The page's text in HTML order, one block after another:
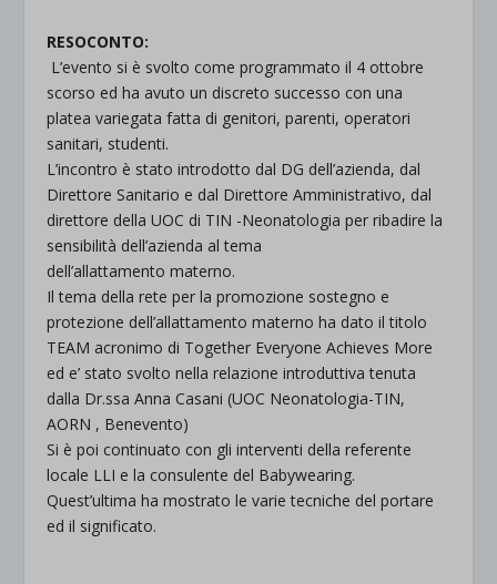
RESOCONTO:
L’evento si è svolto come programmato il 4 ottobre
scorso ed ha avuto un discreto successo con una
platea variegata fatta di genitori, parenti, operatori
sanitari, studenti.
L’incontro è stato introdotto dal DG dell’azienda, dal
Direttore Sanitario e dal Direttore Amministrativo, dal
direttore della UOC di TIN -Neonatologia per ribadire la
sensibilità dell’azienda al tema
dell’allattamento materno.
Il tema della rete per la promozione sostegno e
protezione dell’allattamento materno ha dato il titolo
TEAM acronimo di Together Everyone Achieves More
ed e’ stato svolto nella relazione introduttiva tenuta
dalla Dr.ssa Anna Casani (UOC Neonatologia-TIN,
AORN , Benevento)
Si è poi continuato con gli interventi della referente
locale LLI e la consulente del Babywearing.
Quest’ultima ha mostrato le varie tecniche del portare
ed il significato.